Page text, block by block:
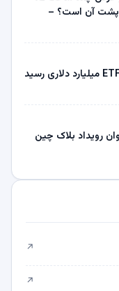
پشت آن است؟ –
XRP به نقطه عطف جدید ETF 1.5 میلیارد دلاری رسید
رویداد بلاک چین
↗
↗